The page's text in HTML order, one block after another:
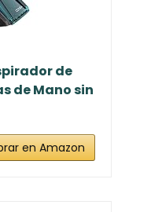
de
de Mano sin
en Amazon